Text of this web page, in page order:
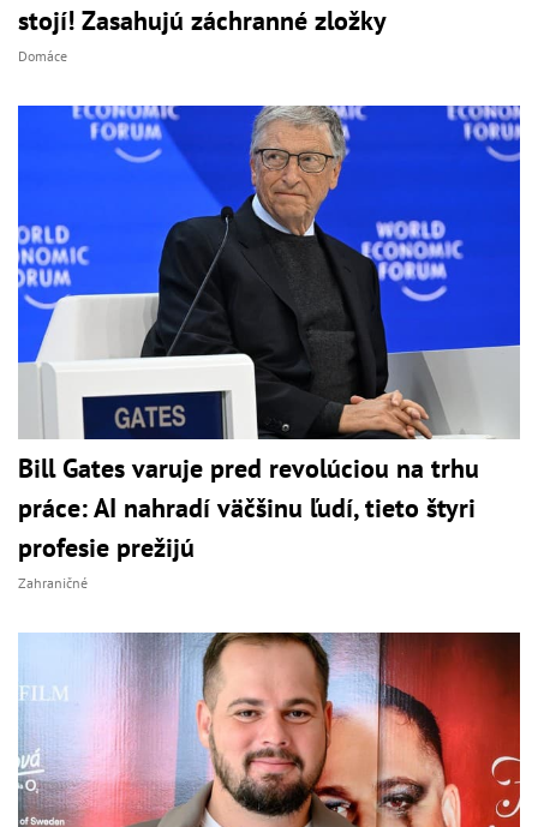
stojí! Zasahujú záchranné zložky
Domáce
Bill Gates varuje pred revolúciou na trhu
práce: AI nahradí väčšinu ľudí, tieto štyri
profesie prežijú
Zahraničné